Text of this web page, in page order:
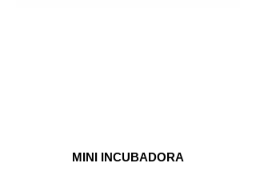
MINI INCUBADORA